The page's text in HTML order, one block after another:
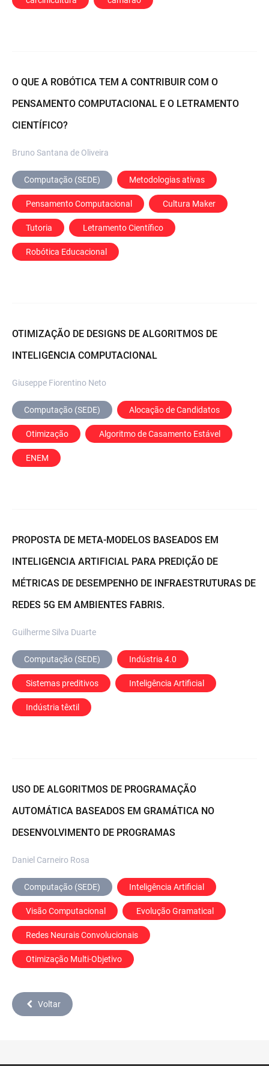
O QUE A ROBÓTICA TEM A CONTRIBUIR COM O
PENSAMENTO COMPUTACIONAL E O LETRAMENTO
CIENTÍFICO?
Bruno Santana de Oliveira
Computação (SEDE) Metodologias ativas
Pensamento Computacional Cultura Maker
Tutoria Letramento Científico
Robótica Educacional
OTIMIZAÇÃO DE DESIGNS DE ALGORITMOS DE
INTELIGÊNCIA COMPUTACIONAL
Giuseppe Fiorentino Neto
Computação (SEDE) Alocação de Candidatos
Otimização Algoritmo de Casamento Estável
ENEM
PROPOSTA DE META-MODELOS BASEADOS EM
INTELIGÊNCIA ARTIFICIAL PARA PREDIÇÃO DE
MÉTRICAS DE DESEMPENHO DE INFRAESTRUTURAS DE
REDES 5G EM AMBIENTES FABRIS.
Guilherme Silva Duarte
Computação (SEDE) Indústria 4.0
Sistemas preditivos Inteligência Artificial
Indústria têxtil
USO DE ALGORITMOS DE PROGRAMAÇÃO
AUTOMÁTICA BASEADOS EM GRAMÁTICA NO
DESENVOLVIMENTO DE PROGRAMAS
Daniel Carneiro Rosa
Computação (SEDE) Inteligência Artificial
Visão Computacional Evolução Gramatical
Redes Neurais Convolucionais
Otimização Multi-Objetivo
Voltar